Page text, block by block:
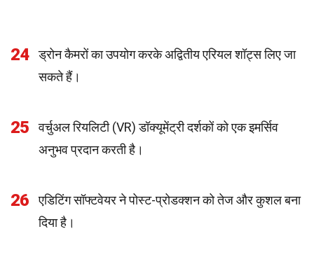
24
ड्रोन कैमरों का उपयोग करके अद्वितीय एरियल शॉट्स लिए जा
सकते हैं।
25
वर्चुअल रियलिटी (VR) डॉक्यूमेंट्री दर्शकों को एक इमर्सिव
अनुभव प्रदान करती है।
26
एडिटिंग सॉफ्टवेयर ने पोस्ट-प्रोडक्शन को तेज और कुशल बना
दिया है।